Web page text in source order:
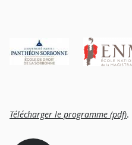
Télécharger le programme (pdf).